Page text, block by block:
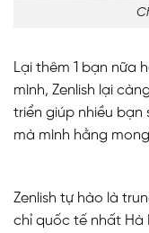
Lại thêm 1 bạn nữa
mình, Zenlish lại
triển giúp nhiều
mà mình hằng
Zenlish tự hào là
chỉ quốc tế nhất Hà